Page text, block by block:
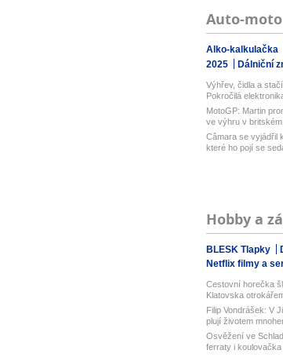
Auto-moto
Alko-kalkulačka
2025
Dálniční
Výhřev, čidla a
Pokročilá
MotoGP: Martin
ve výhru v
Câmara se vyjádřil
které ho pojí se
Hobby a
BLESK Tlapky
Netflix filmy a
Cestovní horečka
Klatovska
Filip Vondrášek: V
plují životem
Osvěžení ve
ferraty i koulovačka